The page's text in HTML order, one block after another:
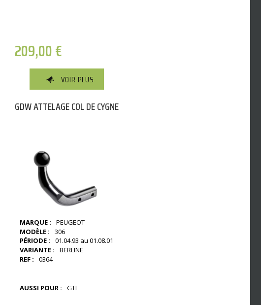
209,00€
VOIR PLUS
GDW ATTELAGE COL DE CYGNE
MARQUE :
PEUGEOT
MODÈLE :
306
PÉRIODE :
01.04.93 au 01.08.01
VARIANTE :
BERLINE
REF :
0364
AUSSI POUR : GTI